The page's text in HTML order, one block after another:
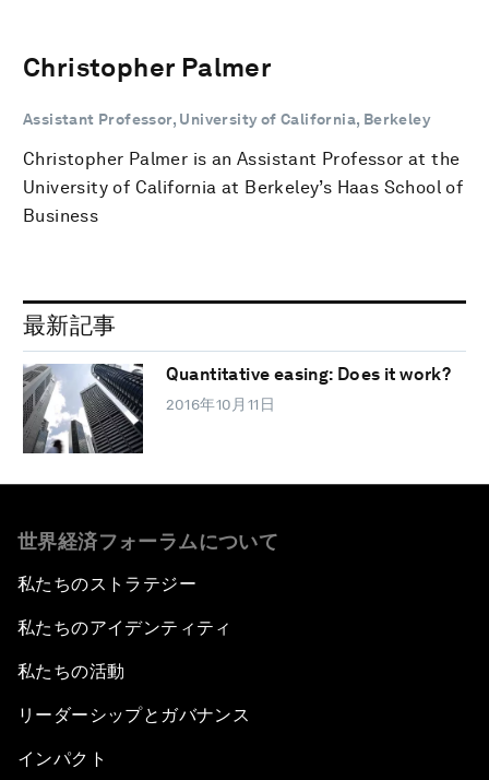
Christopher Palmer
Assistant Professor, University of California, Berkeley
Christopher Palmer is an Assistant Professor at the
University of California at Berkeley’s Haas School of
Business
最新記事
Quantitative easing: Does it work?
2016年10月11日
世界経済フォーラムについて
私たちのストラテジー
私たちのアイデンティティ
私たちの活動
リーダーシップとガバナンス
インパクト